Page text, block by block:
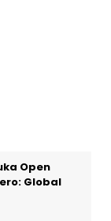
Open
Global